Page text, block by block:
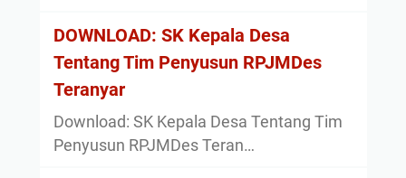
DOWNLOAD: SK Kepala Desa
Tentang Tim Penyusun RPJMDes
Teranyar
Download: SK Kepala Desa Tentang Tim
Penyusun RPJMDes Teran…